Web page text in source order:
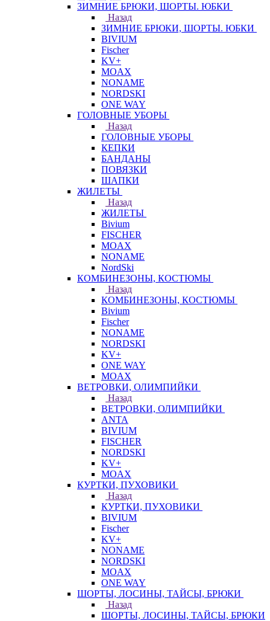
ЗИМНИЕ БРЮКИ, ШОРТЫ. ЮБКИ
Назад
ЗИМНИЕ БРЮКИ, ШОРТЫ. ЮБКИ
BIVIUM
Fischer
KV+
MOAX
NONAME
NORDSKI
ONE WAY
ГОЛОВНЫЕ УБОРЫ
Назад
ГОЛОВНЫЕ УБОРЫ
КЕПКИ
БАНДАНЫ
ПОВЯЗКИ
ШАПКИ
ЖИЛЕТЫ
Назад
ЖИЛЕТЫ
Bivium
FISCHER
MOAX
NONAME
NordSki
КОМБИНЕЗОНЫ, КОСТЮМЫ
Назад
КОМБИНЕЗОНЫ, КОСТЮМЫ
Bivium
Fischer
NONAME
NORDSKI
KV+
ONE WAY
MOAX
ВЕТРОВКИ, ОЛИМПИЙКИ
Назад
ВЕТРОВКИ, ОЛИМПИЙКИ
ANTA
BIVIUM
FISCHER
NORDSKI
KV+
MOAX
КУРТКИ, ПУХОВИКИ
Назад
КУРТКИ, ПУХОВИКИ
BIVIUM
Fischer
KV+
NONAME
NORDSKI
MOAX
ONE WAY
ШОРТЫ, ЛОСИНЫ, ТАЙСЫ, БРЮКИ
Назад
ШОРТЫ, ЛОСИНЫ, ТАЙСЫ, БРЮКИ